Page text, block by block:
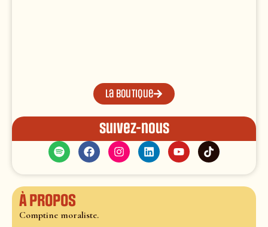
La boutique
Suivez-nous
À propos
Comptine moraliste.